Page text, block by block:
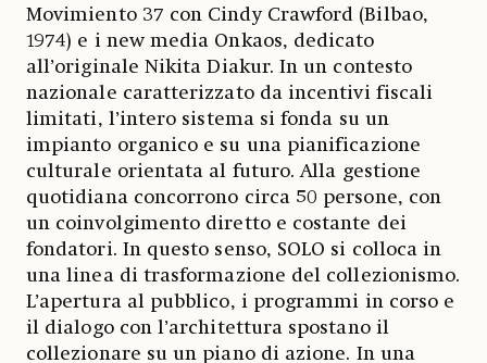
Movimiento 37 con Cindy Crawford (Bilbao,
1974) e i new media Onkaos, dedicato
all’originale Nikita Diakur. In un contesto
nazionale caratterizzato da incentivi fiscali
limitati, l’intero sistema si fonda su un
impianto organico e su una pianificazione
culturale orientata al futuro. Alla gestione
quotidiana concorrono circa 50 persone, con
un coinvolgimento diretto e costante dei
fondatori. In questo senso, SOLO si colloca in
una linea di trasformazione del collezionismo.
L’apertura al pubblico, i programmi in corso e
il dialogo con l’architettura spostano il
collezionare su un piano di azione. In una